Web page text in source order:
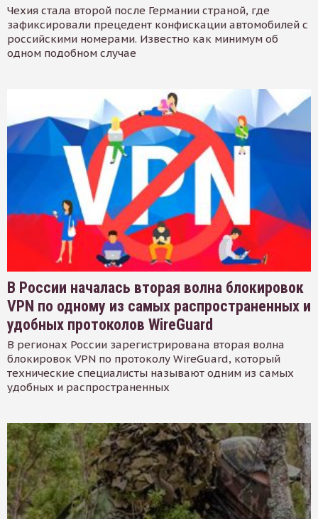
Чехия стала второй после Германии страной, где
зафиксировали прецедент конфискации автомобилей с
российскими номерами. Известно как минимум об
одном подобном случае
В России началась вторая волна блокировок
VPN по одному из самых распространенных и
удобных протоколов WireGuard
В регионах России зарегистрирована вторая волна
блокировок VPN по протоколу WireGuard, который
технические специалисты называют одним из самых
удобных и распространенных